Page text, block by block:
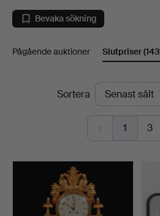
Göteborgs
Auktionsverk
Bevaka sökning
Pågående auktioner Slutpriser
SlutpriserSortera
1 3